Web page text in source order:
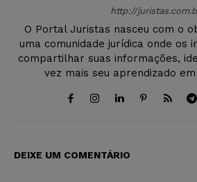
http://
O Portal Juristas nasceu com o
uma comunidade jurídica onde os
compartilhar suas informações,
vez mais seu aprendizado
DEIXE UM COMENTÁRIO